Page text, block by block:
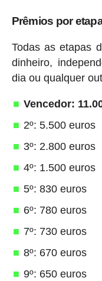
Prêmios por
Todas as etapas
dinheiro,
dia ou qualquer
Vencedor:
2º: 5.500 euros
3º: 2.800 euros
4º: 1.500 euros
5º: 830 euros
6º: 780 euros
7º: 730 euros
8º: 670 euros
9º: 650 euros